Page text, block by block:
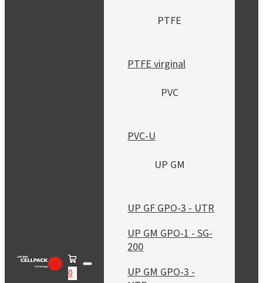
0
PTFE
PTFE virginal
PVC
PVC-U
UP GM
UP GF GPO-3 - UTR
UP GM GPO-1 - SG-
200
UP GM GPO-3 -